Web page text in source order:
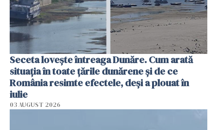
Seceta lovește întreaga Dunăre. Cum arată
situația în toate țările dunărene și de ce
România resimte efectele, deși a plouat în
iulie
03 AUGUST 2026